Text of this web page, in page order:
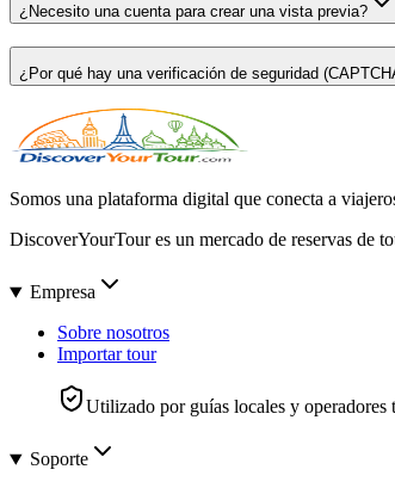
¿Necesito una cuenta para crear una vista previa?
¿Por qué hay una verificación de seguridad
Somos una plataforma digital que conecta a
DiscoverYourTour es un mercado de reservas de
Empresa
Sobre nosotros
Importar tour
Utilizado por guías locales y
Soporte